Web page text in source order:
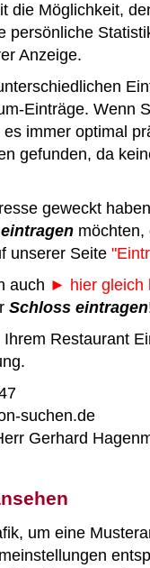
die Möglichkeit,
persönliche
Anzeige.
Einträge. Wenn
es immer optimal
gefunden, da
geweckt
eintragen möchten,
unserer Seite
auch ► hier gleich
Schloss eintragen
Restaurant
suchen.de
Gerhard
um eine